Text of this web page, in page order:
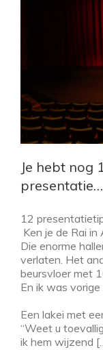
Je hebt nog
presentatie…
12
Ken je de Rai in
Die enorme
verlaten. Het
beursvloer met
En ik was
Een lakei met
“Weet u
ik hem wijzend